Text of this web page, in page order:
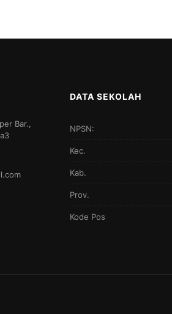
Bar.,
DATA SEKOLAH
NPSN:
Kec.
Kab.
Prov.
Kode Pos